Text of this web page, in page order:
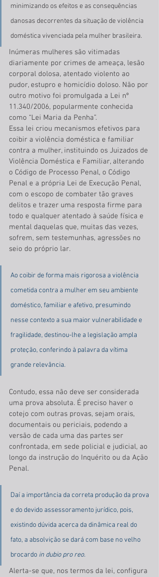
minimizando os efeitos e as consequências
danosas decorrentes da situação de violência
doméstica vivenciada pela mulher brasileira.
Inúmeras mulheres são vitimadas
diariamente por crimes de ameaça, lesão
corporal dolosa, atentado violento ao
pudor, estupro e homicídio doloso. Não por
outro motivo foi promulgada a Lei nº
11.340/2006, popularmente conhecida
como “Lei Maria da Penha”.
Essa lei criou mecanismos efetivos para
coibir a violência doméstica e familiar
contra a mulher, instituindo os Juizados de
Violência Doméstica e Familiar, alterando
o Código de Processo Penal, o Código
Penal e a própria Lei de Execução Penal,
com o escopo de combater tão graves
delitos e trazer uma resposta firme para
todo e qualquer atentado à saúde física e
mental daquelas que, muitas das vezes,
sofrem, sem testemunhas, agressões no
seio do próprio lar.
Ao coibir de forma mais rigorosa a violência
cometida contra a mulher em seu ambiente
doméstico, familiar e afetivo, presumindo
nesse contexto a sua maior vulnerabilidade e
fragilidade, destinou-lhe a legislação ampla
proteção, conferindo à palavra da vítima
grande relevância.
Contudo, essa não deve ser considerada
uma prova absoluta. É preciso haver o
cotejo com outras provas, sejam orais,
documentais ou periciais, podendo a
versão de cada uma das partes ser
confrontada, em sede policial e judicial, ao
longo da instrução do Inquérito ou da Ação
Penal.
Daí a importância da correta produção da prova
e do devido assessoramento jurídico, pois,
existindo dúvida acerca da dinâmica real do
fato, a absolvição se dará com base no velho
brocardo in dubio pro reo.
Alerta-se que, nos termos da lei, configura